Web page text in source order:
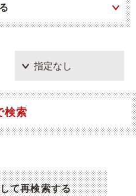
検索
て再検索する